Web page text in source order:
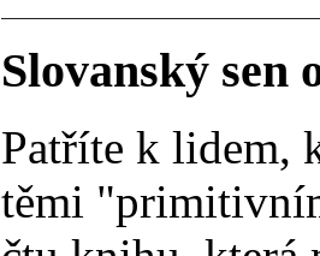
Slovanský sen
Patříte k lidem,
těmi